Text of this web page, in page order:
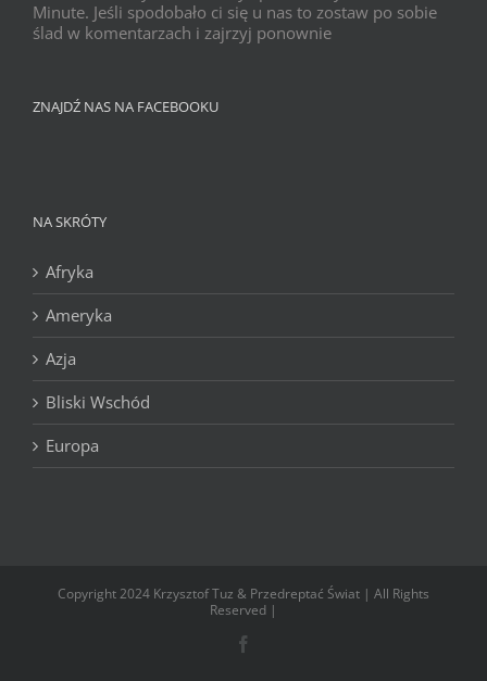
Minute. Jeśli spodobało ci się u nas to zostaw po sobie
ślad w komentarzach i zajrzyj ponownie
ZNAJDŹ NAS NA FACEBOOKU
NA SKRÓTY
Afryka
Ameryka
Azja
Bliski Wschód
Europa
Copyright 2024 Krzysztof Tuz & Przedreptać Świat | All Rights
Reserved |